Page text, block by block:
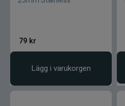
Rio
River2Sea
Ron Thompson
79 kr
Lägg i varukorgen